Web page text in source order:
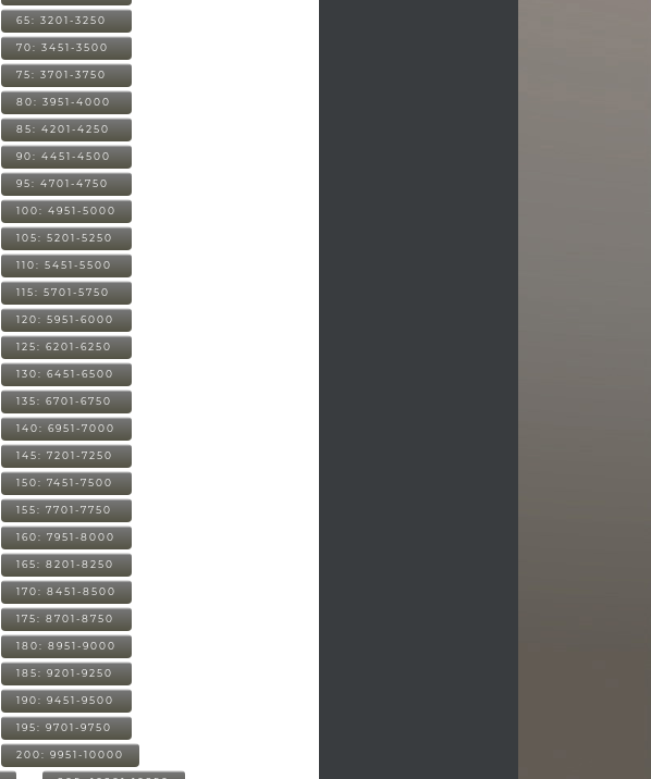
65: 3201-3250
70: 3451-3500
75: 3701-3750
80: 3951-4000
85: 4201-4250
90: 4451-4500
95: 4701-4750
100: 4951-5000
105: 5201-5250
110: 5451-5500
115: 5701-5750
120: 5951-6000
125: 6201-6250
130: 6451-6500
135: 6701-6750
140: 6951-7000
145: 7201-7250
150: 7451-7500
155: 7701-7750
160: 7951-8000
165: 8201-8250
170: 8451-8500
175: 8701-8750
180: 8951-9000
185: 9201-9250
190: 9451-9500
195: 9701-9750
200: 9951-10000